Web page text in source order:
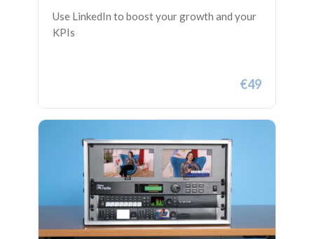
Use LinkedIn to boost your growth and your
KPIs
€49